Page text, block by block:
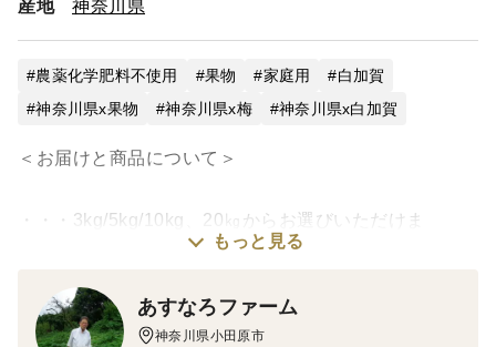
産地 神奈川県
農薬化学肥料不使用 果物 家庭用
白加賀
神奈川県x果物
神奈川県x梅 神奈川県x白加賀
＜お届けと商品について＞
・・・3kg/5kg/10kg、20㎏からお選びいただけま
・・・3kg/5kg/10kgからお選びいただけます・・・
もっと見る
あすなろファーム
神奈川県小田原市